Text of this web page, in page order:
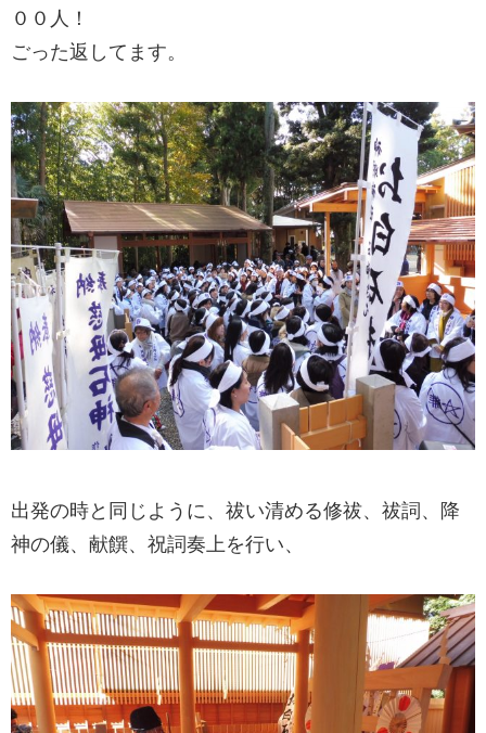
００人！
ごった返してます。
出発の時と同じように、祓い清める修祓、祓詞、降
神の儀、献饌、祝詞奏上を行い、